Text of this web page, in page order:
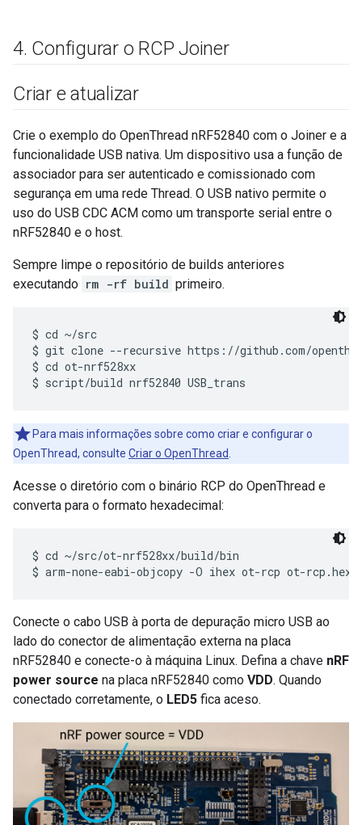
4. Configurar o RCP Joiner
Criar e atualizar
Crie o exemplo do OpenThread nRF52840 com o Joiner e a
funcionalidade USB nativa. Um dispositivo usa a função de
associador para ser autenticado e comissionado com
segurança em uma rede Thread. O USB nativo permite o
uso do USB CDC ACM como um transporte serial entre o
nRF52840 e o host.
Sempre limpe o repositório de builds anteriores
executando rm -rf build primeiro.
$ cd ~/src
$ git clone --recursive https://github.com/
$ cd ot-nrf528xx
Para mais informações sobre como criar e configurar o
OpenThread, consulte Criar o OpenThread
Acesse o diretório com o binário RCP do OpenThread e
converta para o formato hexadecimal:
$ cd ~/src/ot-nrf528xx/build/bin
Conecte o cabo USB à porta de depuração micro USB ao
lado do conector de alimentação externa na placa
nRF52840 e conecte-o à máquina Linux. Defina a chave nRF
power source na placa nRF52840 como VDD. Quando
conectado corretamente, o LED5 fica aceso.